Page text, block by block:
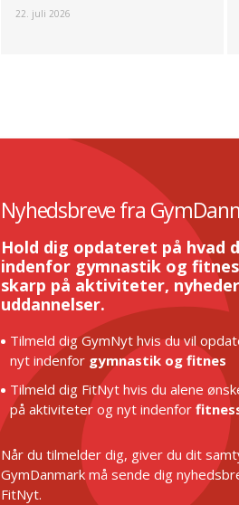
22. juli 2026
Nyhedsbreve fra
Hold dig opdateret på hvad
indenfor gymnastik og
skarp på aktiviteter,
uddannelser.
Tilmeld dig GymNyt hvis du vil
nyt indenfor gymnastik og fitnes
Tilmeld dig FitNyt hvis du alene
på aktiviteter og nyt indenfor
Når du tilmelder dig, giver du dit
GymDanmark må sende dig
FitNyt.